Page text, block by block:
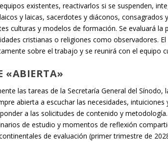
existentes, reactivarlos si se suspenden,
y laicas, sacerdotes y diáconos, consagrados
culturas y modelos de formación. Se evaluará la
cristianas o religiones como observadores.
sobre el trabajo y se reunirá con el equipo
«ABIERTA»
las tareas de la Secretaría General del Sínodo,
abierta a escuchar las necesidades, intuiciones
a las solicitudes de contenido y
de estudio y momentos de reflexión
de evaluación (primer trimestre de